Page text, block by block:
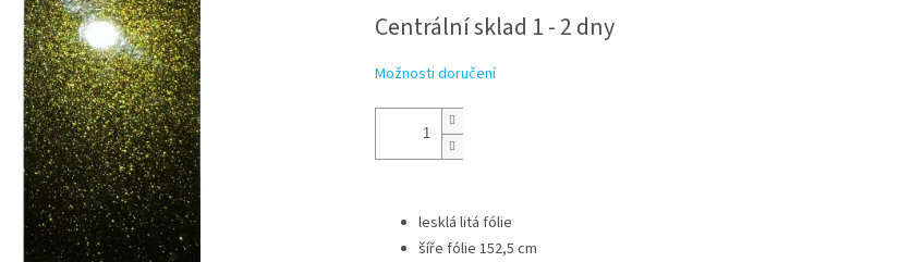
cena:
Centrální sklad 1 - 2 dny
Možnosti doručení
lesklá litá fólie
šíře fólie 152,5 cm